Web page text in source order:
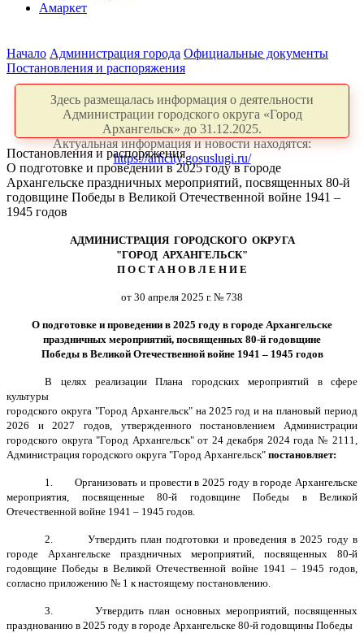
Амаркет
Начало Администрация города Официальные документы
Постановления и распоряжения
Здесь размещалась информация о деятельности
Администрации городского округа «Город
Архангельск» до 31.12.2025.
Актуальная информация и новости находятся:
https://arhcity.gosuslugi.ru/
Постановления и распоряжения
О подготовке и проведении в 2025 году в городе
Архангельске праздничных мероприятий, посвященных 80-й
годовщине Победы в Великой Отечественной войне 1941 –
1945 годов
АДМИНИСТРАЦИЯ ГОРОДСКОГО ОКРУГА
"ГОРОД АРХАНГЕЛЬСК"
П О С Т А Н О В Л Е Н И Е
от 30 апреля 2025 г. № 738
О подготовке и проведении в 2025 году в городе Архангельске
праздничных мероприятий, посвященных 80-й годовщине
Победы в Великой Отечественной войне 1941 – 1945 годов
В целях реализации Плана городских мероприятий в сфере
культуры
городского округа "Город Архангельск" на 2025 год и на плановый период
2026 и 2027 годов, утвержденного постановлением Администрации
городского округа "Город Архангельск" от 24 декабря 2024 года № 2111,
Администрация городского округа "Город Архангельск" постановляет:
1.
Организовать и провести в 2025 году в городе Архангельске
мероприятия, посвященные 80-й годовщине Победы в Великой
Отечественной войне 1941 – 1945 годов.
2.
Утвердить план подготовки и проведения в 2025 году в
городе Архангельске праздничных мероприятий, посвященных 80-й
годовщине Победы в Великой Отечественной войне 1941 – 1945 годов,
согласно приложению № 1 к настоящему постановлению.
3.
Утвердить план основных мероприятий, посвященных
празднованию в 2025 году в городе Архангельске 80-й годовщины Победы